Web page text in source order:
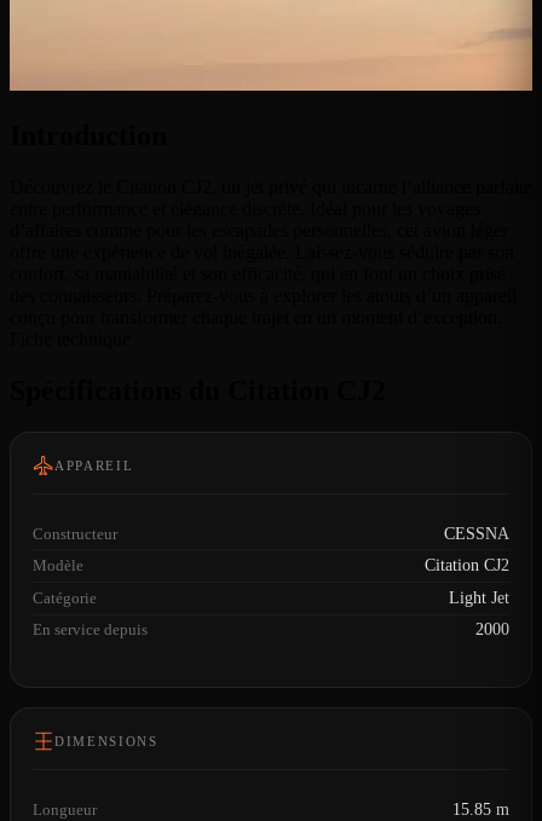
APPAREIL
Constructeur
CESSNA
Modèle
Citation CJ2
Catégorie
Light Jet
En service depuis
2000
DIMENSIONS
Longueur
15.85 m